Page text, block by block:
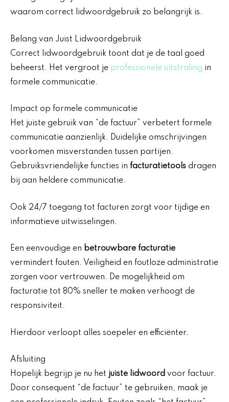
waarom correct lidwoordgebruik zo belangrijk is.
Belang van Juist Lidwoordgebruik
Correct lidwoordgebruik toont dat je de taal goed
beheerst. Het vergroot je professionele uitstraling in
formele communicatie.
Impact op formele communicatie
Het juiste gebruik van “de factuur” verbetert formele
communicatie aanzienlijk. Duidelijke omschrijvingen
voorkomen misverstanden tussen partijen.
Gebruiksvriendelijke functies in facturatietools dragen
bij aan heldere communicatie.
Ook 24/7 toegang tot facturen zorgt voor tijdige en
informatieve uitwisselingen.
Een eenvoudige en betrouwbare facturatie
vermindert fouten. Veiligheid en foutloze administratie
zorgen voor vertrouwen. De mogelijkheid om
facturatie tot 80% sneller te maken verhoogt de
responsiviteit.
Hierdoor verloopt alles soepeler en efficiënter.
Afsluiting
Hopelijk begrijp je nu het juiste lidwoord voor factuur.
Door consequent “de factuur” te gebruiken, maak je